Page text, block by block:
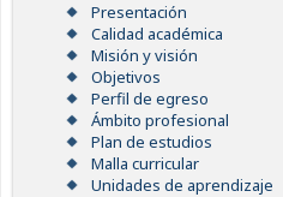
Presentación
Calidad académica
Misión y visión
Objetivos
Perfil de egreso
Ámbito profesional
Plan de estudios
Malla curricular
Unidades de aprendizaje